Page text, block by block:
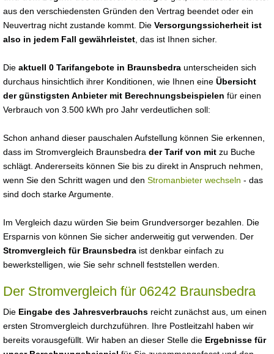
aus den verschiedensten Gründen den Vertrag beendet oder ein
Neuvertrag nicht zustande kommt. Die Versorgungssicherheit ist
also in jedem Fall gewährleistet , das ist Ihnen sicher.
Die aktuell 0 Tarifangebote in Braunsbedra unterscheiden sich
durchaus hinsichtlich ihrer Konditionen, wie Ihnen eine Übersicht
der günstigsten Anbieter mit Berechnungsbeispielen für einen
Verbrauch von 3.500 kWh pro Jahr verdeutlichen soll:
Schon anhand dieser pauschalen Aufstellung können Sie erkennen,
dass im Stromvergleich Braunsbedra der Tarif von mit zu Buche
schlägt. Andererseits können Sie bis zu direkt in Anspruch nehmen,
wenn Sie den Schritt wagen und den Stromanbieter wechseln - das
sind doch starke Argumente.
Im Vergleich dazu würden Sie beim Grundversorger bezahlen. Die
Ersparnis von können Sie sicher anderweitig gut verwenden. Der
Stromvergleich für Braunsbedra ist denkbar einfach zu
bewerkstelligen, wie Sie sehr schnell feststellen werden.
Der Stromvergleich für 06242 Braunsbedra
Die Eingabe des Jahresverbrauchs reicht zunächst aus, um einen
ersten Stromvergleich durchzuführen. Ihre Postleitzahl haben wir
bereits vorausgefüllt. Wir haben an dieser Stelle die Ergebnisse für